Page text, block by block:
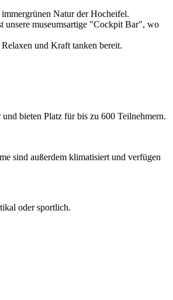
Natur der Hocheifel.
unsere museumsartige "Cockpit Bar", wo
und Kraft tanken bereit.
bieten Platz für bis zu 600 Teilnehmern.
sind außerdem klimatisiert und verfügen
oder sportlich.